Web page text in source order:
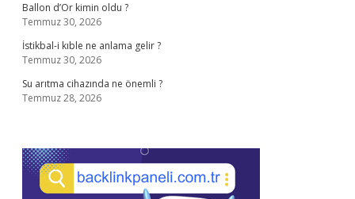
Ballon d’Or kimin oldu ?
Temmuz 30, 2026
İstikbal-i kıble ne anlama gelir ?
Temmuz 30, 2026
Su arıtma cihazında ne önemli ?
Temmuz 28, 2026